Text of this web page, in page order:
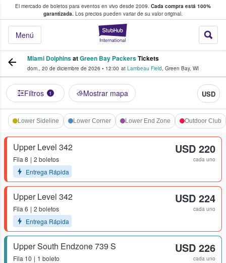
El mercado de boletos para eventos en vivo desde 2009. Cada compra está 100%
garantizada. Los precios pueden variar de su valor original.
StubHub: donde
Menú
fans compran y venden boletos
Miami DolphinsatGreen Bay PackersTickets
dom., 20 de diciembre de 2026 • 12:00 at Lambeau Field, Green Bay, WI
Filtros 1 Mostrar mapa USD
Lower Sideline Lower Corner Lower End Zone Outdoor Club
Upper Level 342
Fila 8
2 boletos
Entrega Rápida
USD 220
cada uno
Upper Level 342
Fila 6
2 boletos
Entrega Rápida
USD 224
cada uno
Upper South Endzone 739 S
Fila 10 1 boleto
USD 226
cada uno